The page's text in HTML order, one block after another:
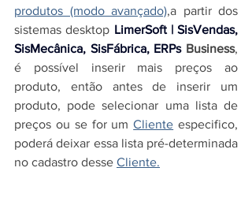
produtos (modo avançado),
sistemas desktop LimerSoft | SisVendas,
SisMecânica, SisFábrica, ERPs Business,
é possível inserir mais preços ao
produto, então antes de inserir um
produto, pode selecionar uma lista de
preços ou se for um Cliente especifico,
poderá deixar essa lista pré-determinada
no cadastro desse Cliente.